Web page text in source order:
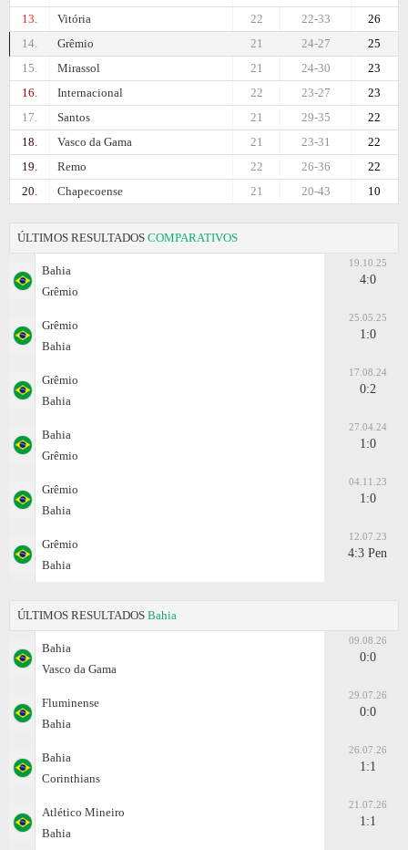
13.
Vitória 26
22-33
22
14.
Grêmio 25
24-27
21
15.
Mirassol 23
24-30
21
16.
Internacional 23
23-27
22
17.
Santos 22
29-35
21
18.
Vasco da Gama 22
23-31
21
19.
Remo 22
26-36
22
20.
Chapecoense 10
20-43
21
ÚLTIMOS RESULTADOS COMPARATIVOS
Bahia
Grêmio
19.10.25
4:0
Grêmio
Bahia
25.05.25
1:0
Grêmio
Bahia
17.08.24
0:2
Bahia
Grêmio
27.04.24
1:0
Grêmio
Bahia
04.11.23
1:0
Grêmio
Bahia
12.07.23
4:3 Pen
ÚLTIMOS RESULTADOS Bahia
Bahia
Vasco da Gama
09.08.26
0:0
Fluminense
Bahia
29.07.26
0:0
Bahia
Corinthians
26.07.26
1:1
Atlético Mineiro
Bahia
21.07.26
1:1